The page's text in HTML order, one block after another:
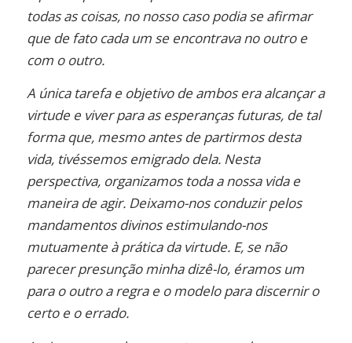
todas as coisas, no nosso caso podia se afirmar
que de fato cada um se encontrava no outro e
com o outro.
A única tarefa e objetivo de ambos era alcançar a
virtude e viver para as esperanças futuras, de tal
forma que, mesmo antes de partirmos desta
vida, tivéssemos emigrado dela. Nesta
perspectiva, organizamos toda a nossa vida e
maneira de agir. Deixamo-nos conduzir pelos
mandamentos divinos estimulando-nos
mutuamente à prática da virtude. E, se não
parecer presunção minha dizê-lo, éramos um
para o outro a regra e o modelo para discernir o
certo e o errado.